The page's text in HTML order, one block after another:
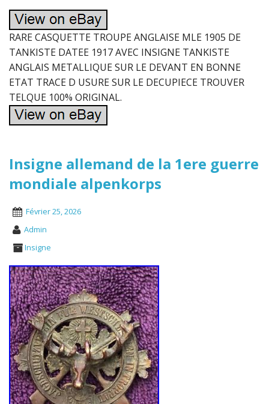
RARE CASQUETTE TROUPE ANGLAISE MLE 1905 DE
TANKISTE DATEE 1917 AVEC INSIGNE TANKISTE
ANGLAIS METALLIQUE SUR LE DEVANT EN BONNE
ETAT TRACE D USURE SUR LE DECUPIECE TROUVER
TELQUE 100% ORIGINAL.
Insigne allemand de la 1ere guerre
mondiale alpenkorps
Février 25, 2026
Admin
Insigne